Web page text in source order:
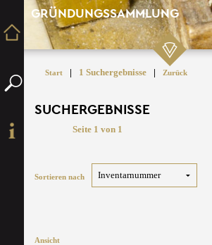
GRÜNDUNGSSAMMLUNG
Start | 1 Suchergebnisse | Zurück
SUCHERGEBNISSE
Seite 1 von 1
Sortieren nach
Ansicht